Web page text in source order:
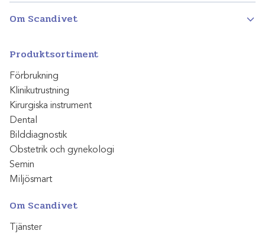
Om Scandivet
Produktsortiment
Förbrukning
Klinikutrustning
Kirurgiska instrument
Dental
Bilddiagnostik
Obstetrik och gynekologi
Semin
Miljösmart
Om Scandivet
Tjänster